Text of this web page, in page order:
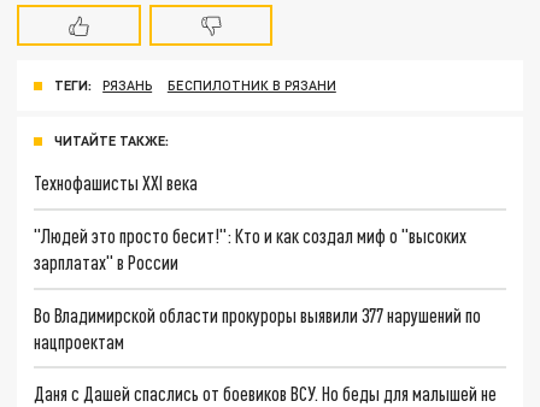
ТЕГИ: РЯЗАНЬ БЕСПИЛОТНИК В РЯЗАНИ
ЧИТАЙТЕ ТАКЖЕ:
Технофашисты XXI века
"Людей это просто бесит!": Кто и как создал миф о "высоких
зарплатах" в России
Во Владимирской области прокуроры выявили 377 нарушений по
нацпроектам
Даня с Дашей спаслись от боевиков ВСУ. Но беды для малышей не